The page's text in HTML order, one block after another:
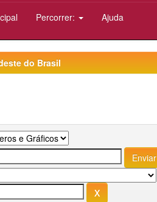
Percorrer: Ajuda
do Brasil